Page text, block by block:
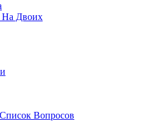
На Двоих
Вопросов